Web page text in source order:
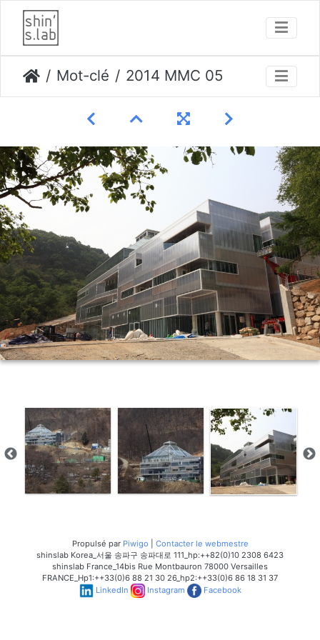
Mot-clé 2014 MMC 05
Propulsé par Piwigo
Contacter le webmestre
shinslab Korea_서울 송파구 송파대로 111_hp:++82(0)10 2308 6423
shinslab France_14bis Rue Montbauron 78000 Versailles
FRANCE_Hp1:++33(0)6 88 21 30 26_hp2:++33(0)6 86 18 31 37
LinkedIn
Instagram Facebook